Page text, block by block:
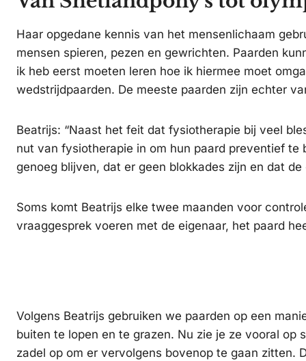
Haar opgedane kennis van het mensenlichaam
mensen spieren, pezen en gewrichten. Paarden
ik heb eerst moeten leren hoe ik hiermee moet
wedstrijdpaarden. De meeste paarden zijn echter
Beatrijs: “Naast het feit dat fysiotherapie bij veel
nut van fysiotherapie in om hun paard preventief
genoeg blijven, dat er geen blokkades zijn en dat
Soms komt Beatrijs elke twee maanden voor
vraaggesprek voeren met de eigenaar, het paard
Volgens Beatrijs gebruiken we paarden op een
buiten te lopen en te grazen. Nu zie je ze vooral op
zadel op om er vervolgens bovenop te gaan zitten.